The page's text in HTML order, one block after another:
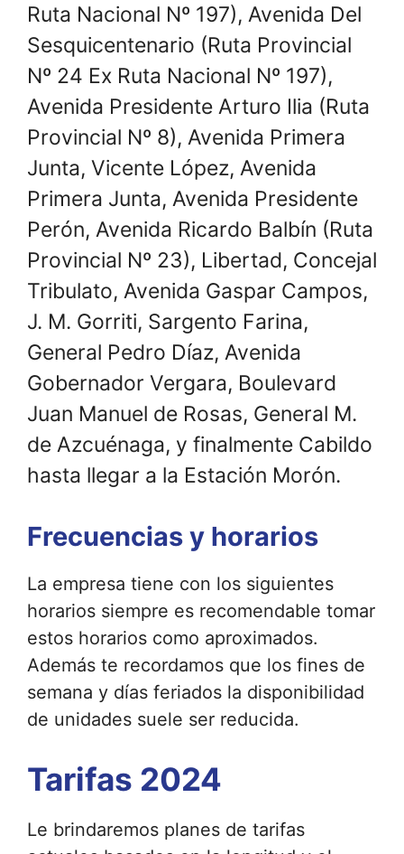
Ruta Nacional Nº 197), Avenida Del
Sesquicentenario (Ruta Provincial
Nº 24 Ex Ruta Nacional Nº 197),
Avenida Presidente Arturo Ilia (Ruta
Provincial Nº 8), Avenida Primera
Junta, Vicente López, Avenida
Primera Junta, Avenida Presidente
Perón, Avenida Ricardo Balbín (Ruta
Provincial Nº 23), Libertad, Concejal
Tribulato, Avenida Gaspar Campos,
J. M. Gorriti, Sargento Farina,
General Pedro Díaz, Avenida
Gobernador Vergara, Boulevard
Juan Manuel de Rosas, General M.
de Azcuénaga, y finalmente Cabildo
hasta llegar a la Estación Morón.
Frecuencias y horarios
La empresa tiene con los siguientes
horarios siempre es recomendable tomar
estos horarios como aproximados.
Además te recordamos que los fines de
semana y días feriados la disponibilidad
de unidades suele ser reducida.
Tarifas 2024
Le brindaremos planes de tarifas